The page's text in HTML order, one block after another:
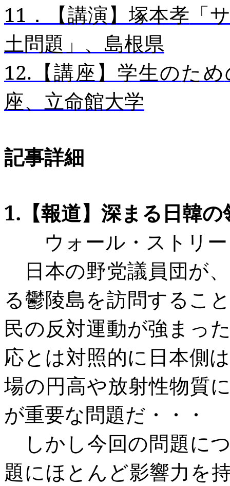
11 ．【講演】塚本孝 「
土問題」、島根県
12. 【講座】学生のため
座、 立命館大学
記事詳細
1. 【報道】深まる日韓
ウォール・ストリー
日本の野党議員団が
る鬱陵島を訪問するこ
民の反対運動が強まっ
応とは対照的に日本側
場の円高や放射性物質
が重要な問題だ・・・
しかし今回の問題に
題にほとんど影響力を